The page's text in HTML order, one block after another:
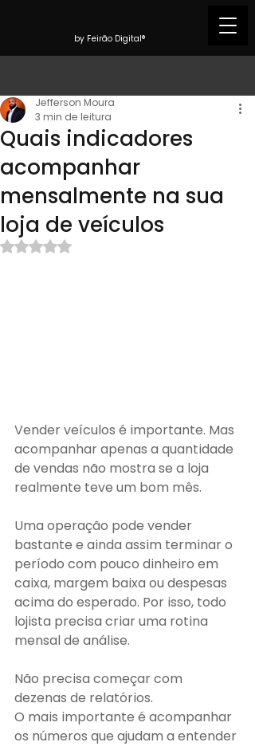
by Feirão Digital®
Quais indicadores
acompanhar
mensalmente na sua
loja de veículos
Jefferson Moura
3 min de leitura
Avaliado com NaN de 5 estrelas.
Vender veículos é importante. Mas
acompanhar apenas a quantidade
de vendas não mostra se a loja
realmente teve um bom mês.
Uma operação pode vender
bastante e ainda assim terminar o
período com pouco dinheiro em
caixa, margem baixa ou despesas
acima do esperado. Por isso, todo
lojista precisa criar uma rotina
mensal de análise.
Não precisa começar com
dezenas de relatórios.
O mais importante é acompanhar
os números que ajudam a entender